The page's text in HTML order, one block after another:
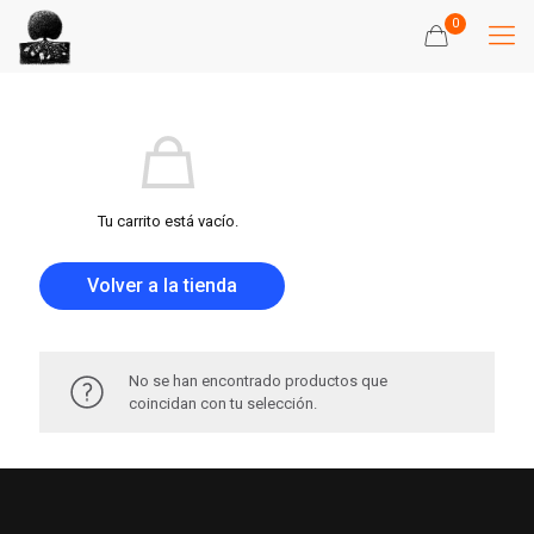
0
Tu carrito está vacío.
Volver a la tienda
No se han encontrado productos que
coincidan con tu selección.